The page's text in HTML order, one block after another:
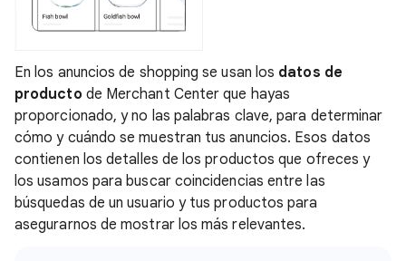
En los anuncios de shopping se usan los datos de
producto de Merchant Center que hayas
proporcionado, y no las palabras clave, para determinar
cómo y cuándo se muestran tus anuncios. Esos datos
contienen los detalles de los productos que ofreces y
los usamos para buscar coincidencias entre las
búsquedas de un usuario y tus productos para
asegurarnos de mostrar los más relevantes.